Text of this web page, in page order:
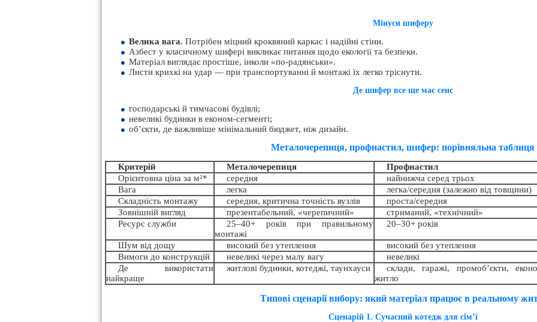
Мінуси шиферу
Велика вага. Потрібен міцний кроквяний каркас і надійні стіни.
Азбест у класичному шифері викликає питання щодо екології та безпеки.
Матеріал виглядає простіше, інколи «по-радянськи».
Листи крихкі на удар — при транспортуванні й монтажі їх легко тріснути.
Де шифер все ще має сенс
господарські й тимчасові будівлі;
невеликі будинки в економ-сегменті;
об’єкти, де важливіше мінімальний бюджет, ніж дизайн.
Металочерепиця, профнастил, шифер: порівняльна таблиця
Критерій Металочерепиця
Профнастил
Орієнтовна ціна за м²*
середня
найнижча серед трьох
Вага
легка
легка/середня (залежно від товщини)
Складність монтажу
середня, критична точність вузлів
проста/середня
Зовнішній вигляд
презентабельний, «черепичний»
стриманий, «технічний»
Ресурс служби
25–40+ років при правильному
монтажі
20–30+ років
Шум від дощу високий без утеплення
високий без утеплення
Вимоги до конструкцій
невеликі через малу вагу
невеликі
Де використати
найкраще
житлові будинки, котеджі, таунхауси
склади, гаражі, промоб’єкти,
житло
Типові сценарії вибору: який матеріал працює в реальному
Сценарій 1. Сучасний котедж для сім’ї